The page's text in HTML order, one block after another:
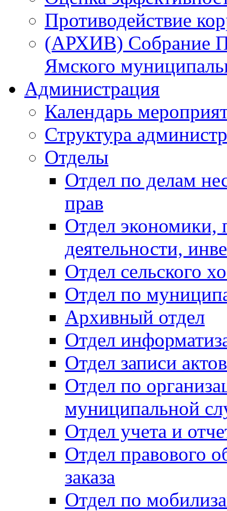
Противодействие
(АРХИВ) Собрание
Ямского
Администрация
Календарь
Структура
Отделы
Отдел по делам
прав
Отдел экономики,
деятельности,
Отдел сельского
Отдел по
Архивный отдел
Отдел
Отдел записи
Отдел по
муниципальной
Отдел учета и
Отдел правового
заказа
Отдел по